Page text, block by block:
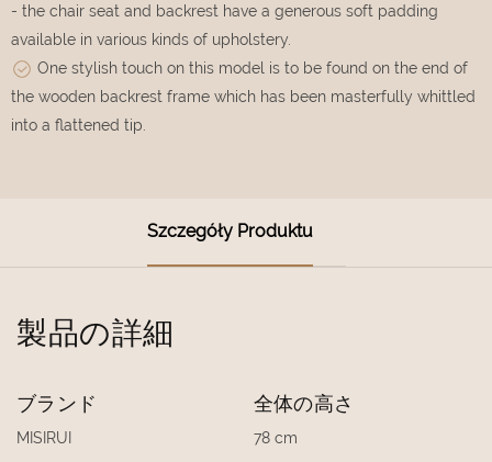
- the chair seat and backrest have a generous soft padding
available in various kinds of upholstery.
One stylish touch on this model is to be found on the end of
the wooden backrest frame which has been masterfully whittled
into a flattened tip.
Szczegóły Produktu
製品の詳細
ブランド
MISIRUI
全体の高さ
78 cm